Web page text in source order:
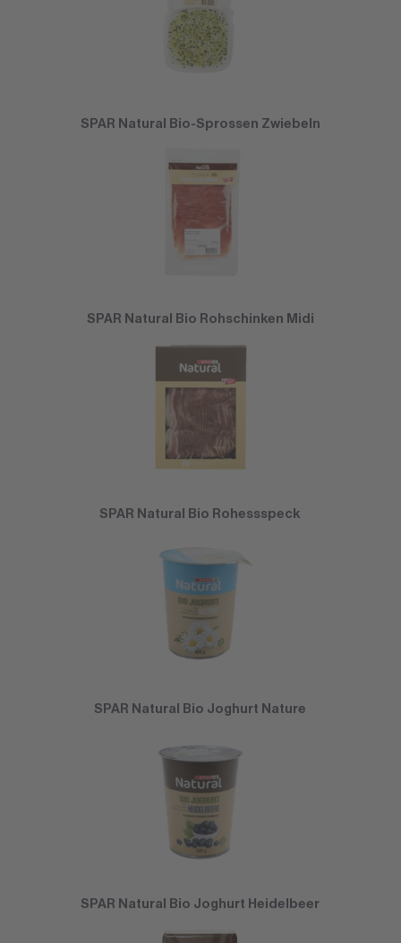
SPAR Natural Bio-Sprossen Zwiebeln
SPAR Natural Bio Rohschinken Midi
SPAR Natural Bio Rohessspeck
SPAR Natural Bio Joghurt Nature
SPAR Natural Bio Joghurt Heidelbeer